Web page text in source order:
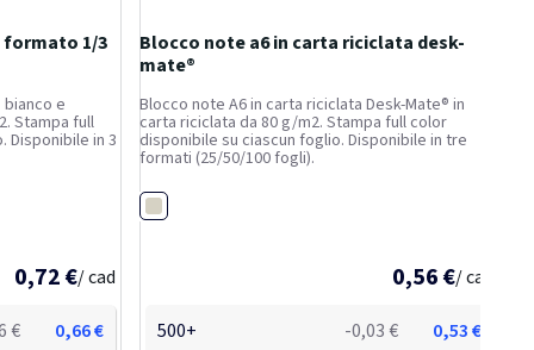
1/3
e
Stampa full
Disponibile in 3
0,72 €/ cad
€
0,66 €
Blocco note a6 in carta riciclata desk-
mate®
Blocco note A6 in carta riciclata Desk-Mate® in
carta riciclata da 80 g/m2. Stampa full color
disponibile su ciascun foglio. Disponibile in tre
formati (25/50/100 fogli).
Bianco
0,56 €/ cad
500+ -0,03 €
0,53 €